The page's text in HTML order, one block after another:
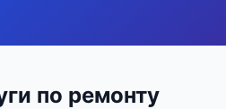
по ремонту